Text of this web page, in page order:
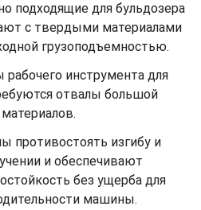
подходящие для бульдозера
с твердыми материалами
грузоподъемностью.
инструмента для
отвалы большой
противостоять изгибу и
и обеспечивают
без ущерба для
машины.